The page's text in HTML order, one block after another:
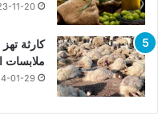
11-20
كارثة
ملابسات
01-29